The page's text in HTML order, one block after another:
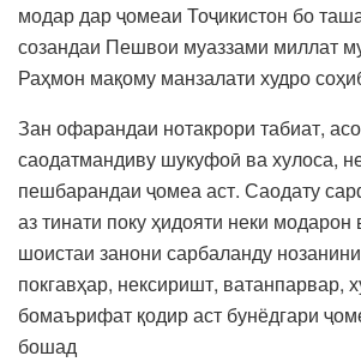
модар дар ҷомеаи Тоҷикистон бо
созандаи Пешвои муаззами миллат
Раҳмон мақому манзалати худро
Зан офарандаи нотакрори табиат,
саодатмандиву шукуфоӣ ва хулоса,
пешбарандаи ҷомеа аст. Саодату
аз тинати поку ҳидояти неки модарон
шоистаи занони сарбаланду
покгавҳар, нексиришт, ватанпарвар,
бомаърифат қодир аст бунёдгари
бошад